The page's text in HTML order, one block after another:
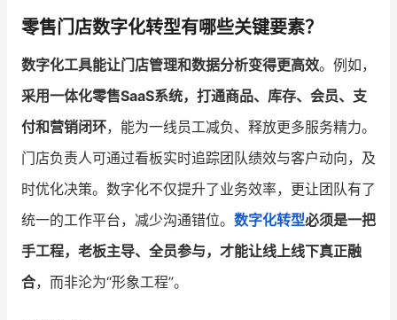
零售门店数字化转型有哪些关键要素？
数字化工具能让门店管理和数据分析变得更高效。例如，
采用一体化零售SaaS系统，打通商品、库存、会员、支
付和营销闭环，能为一线员工减负、释放更多服务精力。
门店负责人可通过看板实时追踪团队绩效与客户动向，及
时优化决策。数字化不仅提升了业务效率，更让团队有了
统一的工作平台，减少沟通错位。 数字化转型必须是一把
手工程，老板主导、全员参与，才能让线上线下真正融
合，而非沦为“形象工程”。